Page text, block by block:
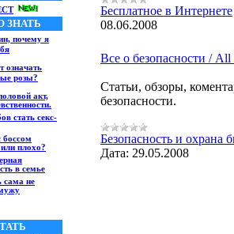
ЗНАТЬ
почему я
означать
розы?
акт,
стать секс-
боссом
плохо?
в семье
сама не
Бесплатное в Интернете
08.06.2008
Все о безопасности / All
Статьи, обзоры,
безопасности.
Безопасность и охрана
Дата: 29.05.2008